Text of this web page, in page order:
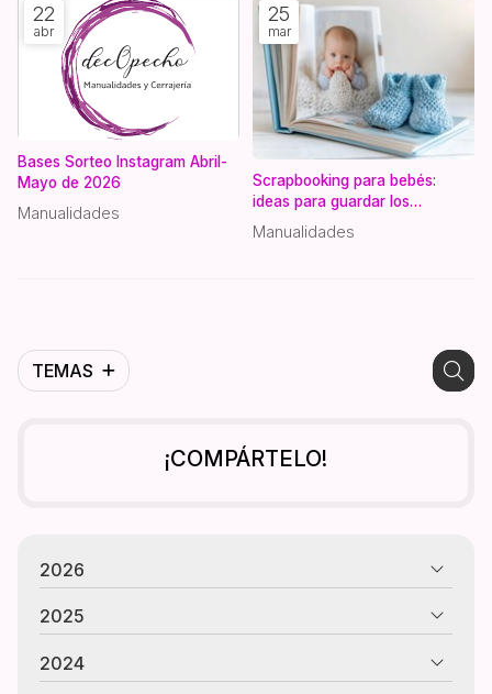
TEMAS
22
abr
Bases Sorteo Instagram Abril-
Mayo de 2026
Manualidades
25
mar
Scrapbooking para bebés:
ideas para guardar los
recuerdos del primer año
Manualidades
¡COMPÁRTELO!
2026
2025
2024